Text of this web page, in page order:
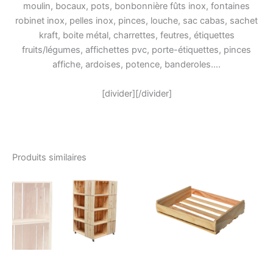
moulin, bocaux, pots, bonbonnière fûts inox, fontaines
robinet inox, pelles inox, pinces, louche, sac cabas, sachet
kraft, boite métal, charrettes, feutres, étiquettes
fruits/légumes, affichettes pvc, porte-étiquettes, pinces
affiche, ardoises, potence, banderoles….
[divider][/divider]
Produits similaires